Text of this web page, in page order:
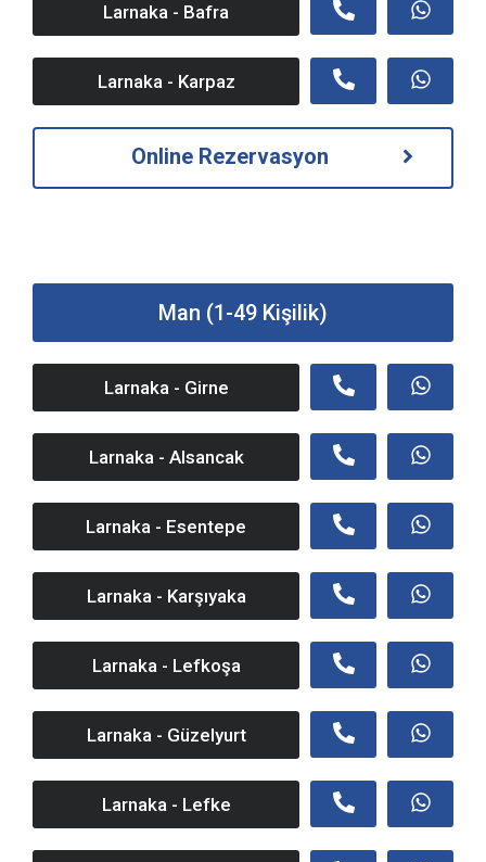
Larnaka - Bafra
Larnaka - Karpaz
Online Rezervasyon
Man (1-49 Kişilik)
Larnaka - Girne
Larnaka - Alsancak
Larnaka - Esentepe
Larnaka - Karşıyaka
Larnaka - Lefkoşa
Larnaka - Güzelyurt
Larnaka - Lefke